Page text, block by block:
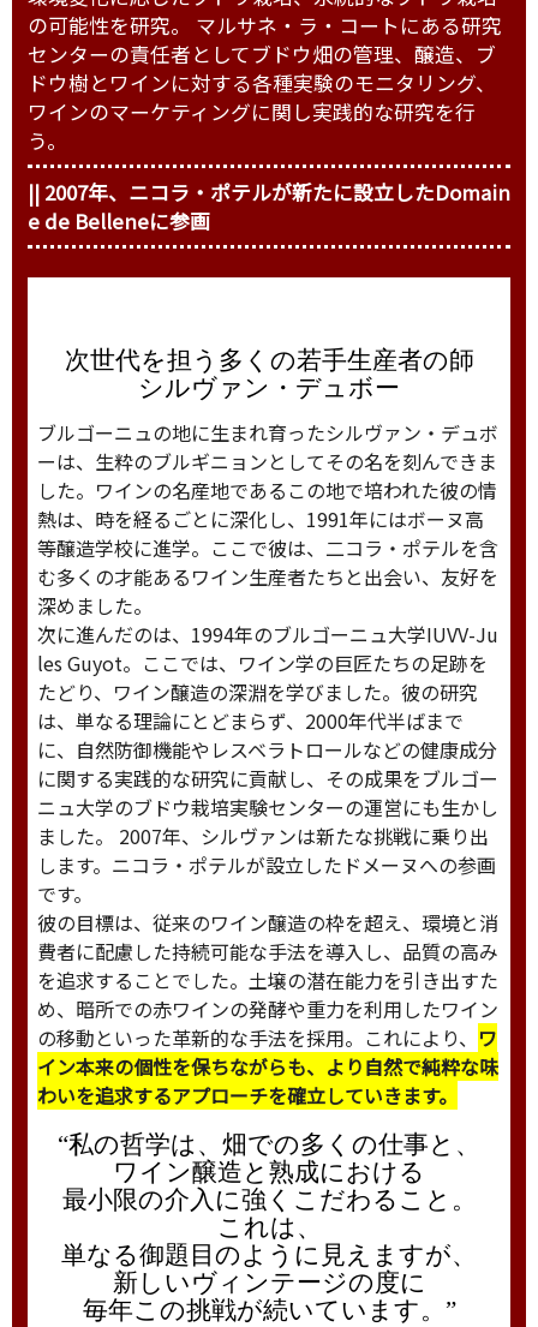
の可能性を研究。 マルサネ・ラ・コートにある研究
センターの責任者としてブドウ畑の管理、醸造、ブ
ドウ樹とワインに対する各種実験のモニタリング、
ワインのマーケティングに関し実践的な研究を行
う。
|| 2007年、ニコラ・ポテルが新たに設立したDomain
e de Belleneに参画
次世代を担う多くの若手生産者の師
シルヴァン・デュボー
ブルゴーニュの地に生まれ育ったシルヴァン・デュボ
ーは、生粋のブルギニョンとしてその名を刻んできま
した。ワインの名産地であるこの地で培われた彼の情
熱は、時を経るごとに深化し、1991年にはボーヌ高
等醸造学校に進学。ここで彼は、二コラ・ポテルを含
む多くの才能あるワイン生産者たちと出会い、友好を
深めました。
次に進んだのは、1994年のブルゴーニュ大学IUVV-Ju
les Guyot。ここでは、ワイン学の巨匠たちの足跡を
たどり、ワイン醸造の深淵を学びました。彼の研究
は、単なる理論にとどまらず、2000年代半ばまで
に、自然防御機能やレスベラトロールなどの健康成分
に関する実践的な研究に貢献し、その成果をブルゴー
ニュ大学のブドウ栽培実験センターの運営にも生かし
ました。 2007年、シルヴァンは新たな挑戦に乗り出
します。ニコラ・ポテルが設立したドメーヌへの参画
です。
彼の目標は、従来のワイン醸造の枠を超え、環境と消
費者に配慮した持続可能な手法を導入し、品質の高み
を追求することでした。土壌の潜在能力を引き出すた
め、暗所での赤ワインの発酵や重力を利用したワイン
の移動といった革新的な手法を採用。これにより、 ワ
イン本来の個性を保ちながらも、より自然で純粋な味
わいを追求するアプローチを確立していきます。
“私の哲学は、畑での多くの仕事と、
ワイン醸造と熟成における
最小限の介入に強くこだわること。
これは、
単なる御題目のように見えますが、
新しいヴィンテージの度に
毎年この挑戦が続いています。”